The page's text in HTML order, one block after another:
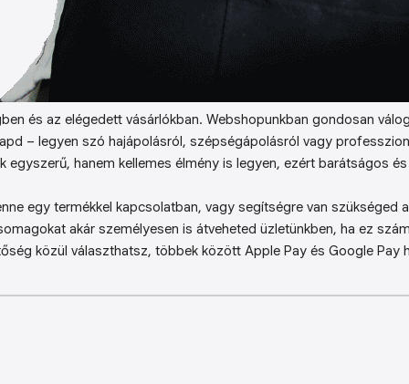
és az elégedett vásárlókban. Webshopunkban gondosan
– legyen szó hajápolásról, szépségápolásról vagy
egyszerű, hanem kellemes élmény is legyen, ezért barátságos
egy termékkel kapcsolatban, vagy segítségre van szükséged
akár személyesen is átveheted üzletünkben, ha ez
közül választhatsz, többek között Apple Pay és Google Pay